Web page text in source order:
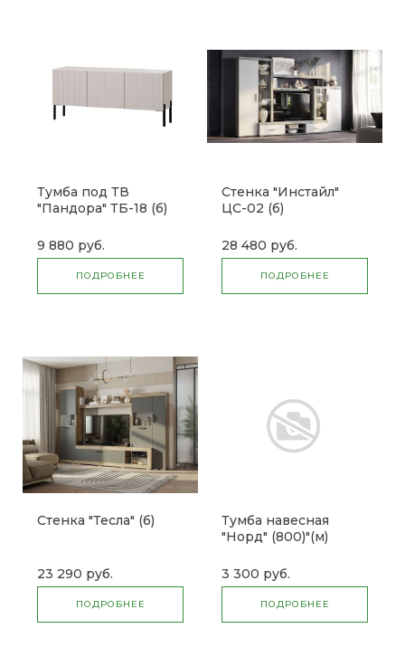
Тумба под ТВ
"Пандора" ТБ-18 (б)
9 880 руб.
ПОДРОБНЕЕ
Стенка "Инстайл"
ЦС-02 (б)
28 480 руб.
ПОДРОБНЕЕ
Стенка "Тесла" (б)
23 290 руб.
ПОДРОБНЕЕ
Тумба навесная
"Норд" (800)"(м)
3 300 руб.
ПОДРОБНЕЕ